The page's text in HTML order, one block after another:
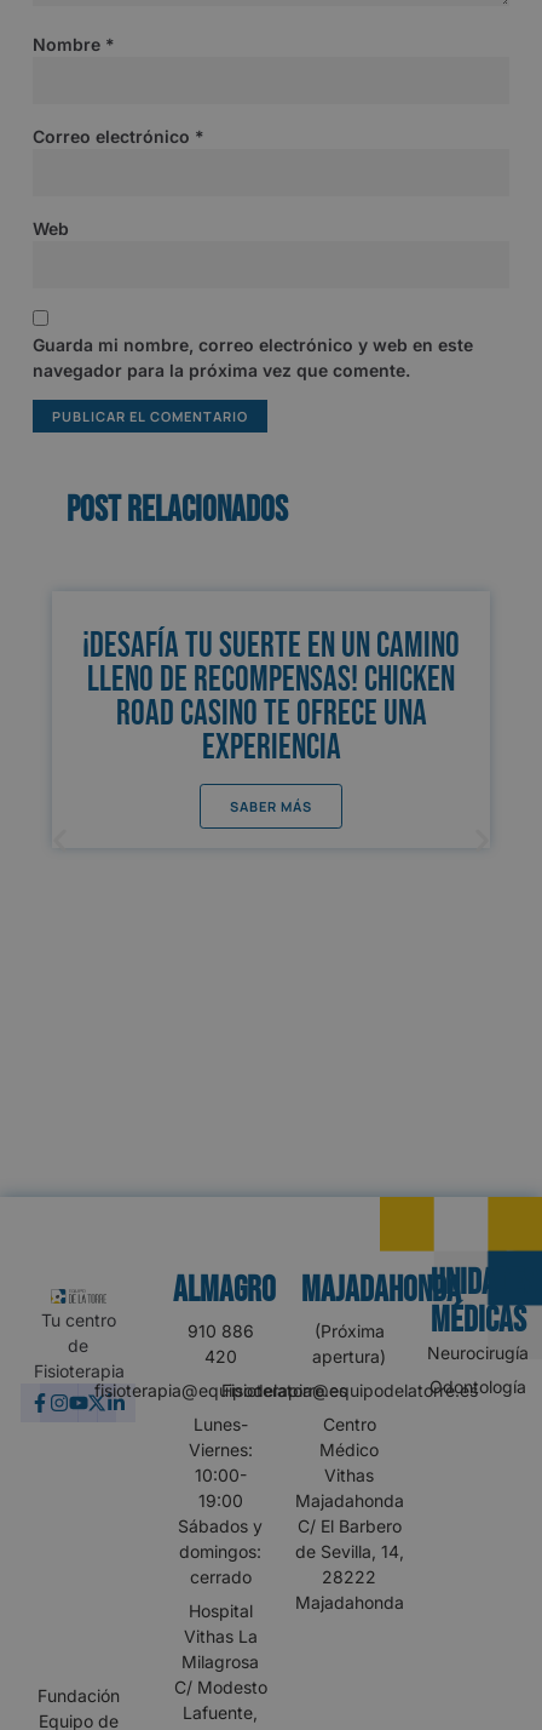
Nombre *
Correo electrónico *
Web
Guarda mi nombre, correo electrónico y web en este
navegador para la próxima vez que comente.
Post relacionados
¡Desafía tu suerte en un camino
lleno de recompensas! Chicken
Road Casino te ofrece una
experiencia
SABER MÁS
Tu centro
de
Fisioterapia
Fundación
Equipo de
Almagro
910 886
420
fisioterapia@equipodelatorre.es
Lunes-
Viernes:
10:00-
19:00
Sábados y
domingos:
cerrado
Hospital
Vithas La
Milagrosa
C/ Modesto
Lafuente,
MAJADAHONDA
(Próxima
apertura)
Fisioterapia@equipodelatorre.es
Centro
Médico
Vithas
Majadahonda
C/ El Barbero
de Sevilla, 14,
28222
Majadahonda
UNIDADES
MÉDICAS
Neurocirugía
Odontología